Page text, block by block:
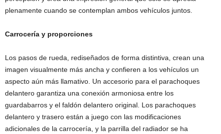
plenamente cuando se contemplan ambos vehículos juntos.
Carrocería y proporciones
Los pasos de rueda, rediseñados de forma distintiva, crean una
imagen visualmente más ancha y confieren a los vehículos un
aspecto aún más llamativo. Un accesorio para el parachoques
delantero garantiza una conexión armoniosa entre los
guardabarros y el faldón delantero original. Los parachoques
delantero y trasero están a juego con las modificaciones
adicionales de la carrocería, y la parrilla del radiador se ha